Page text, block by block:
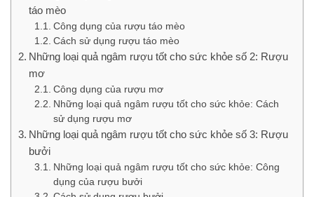
táo mèo
Công dụng của rượu táo mèo
Cách sử dụng rượu táo mèo
Những loại quả ngâm rượu tốt cho sức khỏe số 2: Rượu
mơ
Công dụng của rượu mơ
Những loại quả ngâm rượu tốt cho sức khỏe: Cách
sử dụng rượu mơ
Những loại quả ngâm rượu tốt cho sức khỏe số 3: Rượu
bưởi
Những loại quả ngâm rượu tốt cho sức khỏe: Công
dụng của rượu bưởi